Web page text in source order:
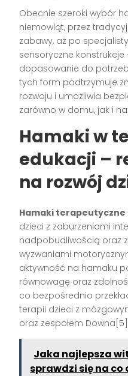
Obecnie szeroki wybór
niemowląt, przez
zabawy, aż po
sensoryczne
dopasowanie do
tych form podtrzymuje
rozwoju i umożliwia
zarówno w domu, jak i
Hamaki w
edukacji –
na rozwój
Hamaki terapeutyczne
dzieci z zaburzeniami
nadpobudliwością oraz
wyzwaniami
aktywność na hamaku
równowagę oraz
co bezpośrednio
terapii dzieci z
oraz zespołem
Jaka najlepsza
sprawdzi się na co